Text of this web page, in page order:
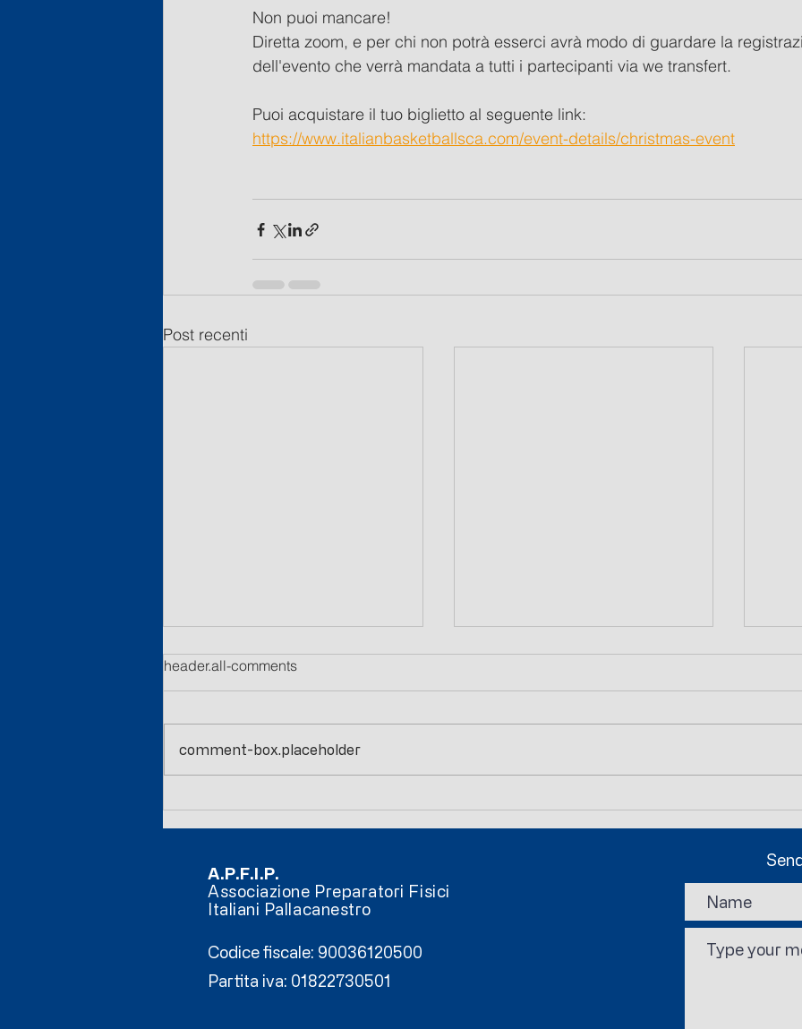
Non puoi mancare!
Diretta zoom, e per chi non potrà esserci avrà modo di guardare la
dell'evento che verrà mandata a tutti i partecipanti via we transfert.
Puoi acquistare il tuo biglietto al seguente link:
https://www.italianbasketballsca.com/event-details/christmas-event
Post recenti
2026
header.all-comments
comment-box.placeholder
A.P.F.I.P.
Associazione Preparatori Fisici
Italiani Pallacanestro
Codice fiscale: 90036120500
Partita iva: 01822730501